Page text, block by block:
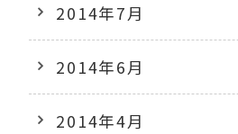
2014年7月
2014年6月
2014年4月